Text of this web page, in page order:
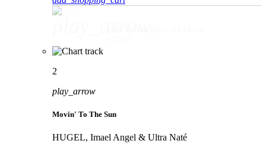
2
play_arrow
Movin' To The Sun
HUGEL, Imael Angel & Ultra Naté